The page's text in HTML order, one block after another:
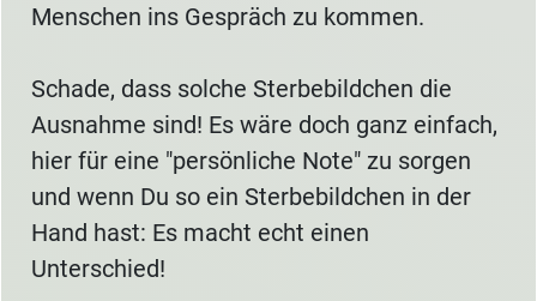
Menschen ins Gespräch zu kommen.
Schade, dass solche Sterbebildchen die
Ausnahme sind! Es wäre doch ganz einfach,
hier für eine "persönliche Note" zu sorgen
und wenn Du so ein Sterbebildchen in der
Hand hast: Es macht echt einen
Unterschied!